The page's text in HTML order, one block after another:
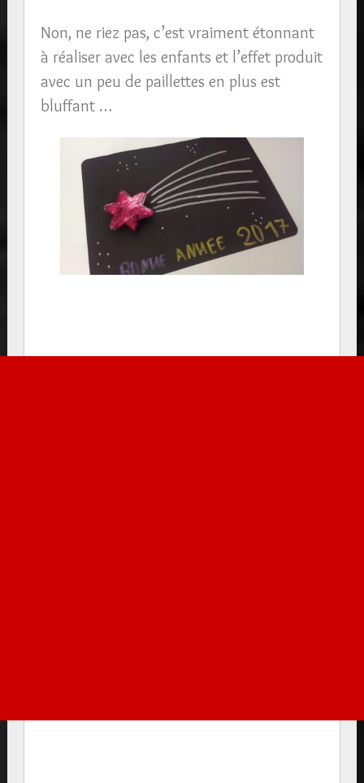
Non, ne riez pas, c’est vraiment étonnant
à réaliser avec les enfants et l’effet produit
avec un peu de paillettes en plus est
bluffant …